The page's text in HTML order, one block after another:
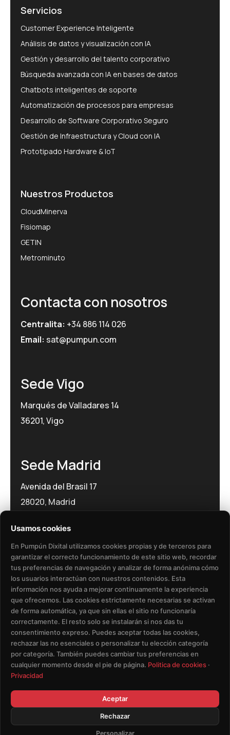
ES
Servicios
Customer Experience Inteligente
Análisis de datos y visualización con IA
Gestión y desarrollo del talento corporativo
Búsqueda avanzada con IA en bases de datos
Chatbots inteligentes de soporte
Automatización de procesos para empresas
Desarrollo de Software Corporativo Seguro
Gestión de Infraestructura y Cloud con IA
Prototipado Hardware & IoT
Nuestros Productos
CloudMinerva
Fisiomap
GETIN
Metrominuto
Contacta con nosotros
Centralita: +34 886 114 026
Email: sat@pumpun.com
Sede Vigo
Marqués de Valladares 14
36201, Vigo
Sede Madrid
Avenida del Brasil 17
28020, Madrid
Política de Privacidad​ Aviso Legal​
Política de Cookies
Eliminación de Datos de Usuario
Condiciones del Servicio
© Copyright - Pumpun Dixital S.L.
Usamos cookies
En Pumpún Dixital utilizamos cookies propias y de terceros para
garantizar el correcto funcionamiento de este sitio web, recordar
tus preferencias de navegación y analizar de forma anónima cómo
los usuarios interactúan con nuestros contenidos. Esta
información nos ayuda a mejorar continuamente la experiencia
que ofrecemos. Las cookies estrictamente necesarias se activan
de forma automática, ya que sin ellas el sitio no funcionaría
correctamente. El resto solo se instalarán si nos das tu
consentimiento expreso. Puedes aceptar todas las cookies,
rechazar las no esenciales o personalizar tu elección categoría
por categoría. También puedes cambiar tus preferencias en
cualquier momento desde el pie de página. Politica de cookies ·
Privacidad
Aceptar
Rechazar
Personalizar